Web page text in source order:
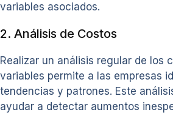
variables asociados.
2. Análisis de Costos
Realizar un análisis regular de los
variables permite a las empresas
tendencias y patrones. Este
ayudar a detectar aumentos